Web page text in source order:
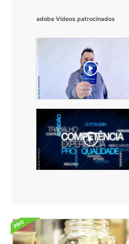
adobe Vídeos patrocinados